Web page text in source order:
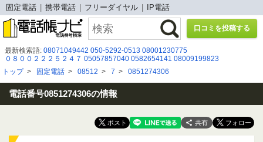
固定電話 携帯電話 フリーダイヤル IP電話
口コミを投稿する
最新検索語: 08071049442 050-5292-0513 08001230775
０８００２２２５２４７ 05057857040 0582654141 08009199823
06-4400-7998
0120991676
0671673805 09019592041 06-6348-2204 0120299１20
050 5291 6521 0120 762 065 0363739821 08016006323 05038524151
08032121534 0582142363 0120426288
トップ> 固定電話 > 08512 > 7 > 0851274306
電話番号0851274306の情報
共有